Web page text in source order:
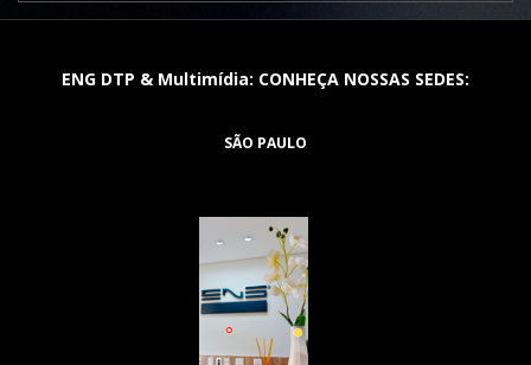
ENG DTP & Multimídia: CONHEÇA NOSSAS SEDES:
SÃO PAULO